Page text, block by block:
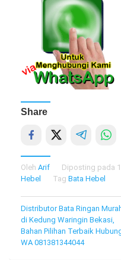
Share
Oleh Arif Diposting pada
Hebel
Tag Bata Hebel
Navigasi
pos
Distributor Bata Ringan
di Kedung Waringin Bekasi,
Bahan Pilihan Terbaik
WA 081381344044